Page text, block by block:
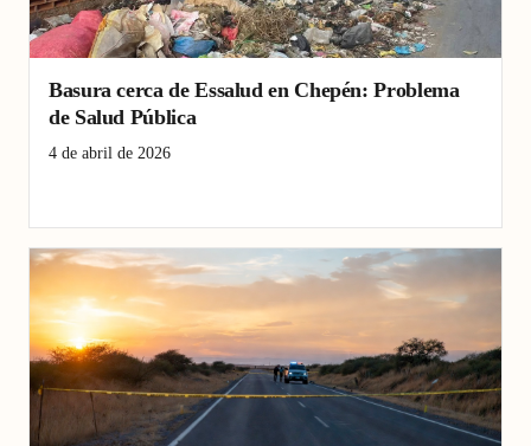
Basura cerca de Essalud en Chepén: Problema
de Salud Pública
4 de abril de 2026